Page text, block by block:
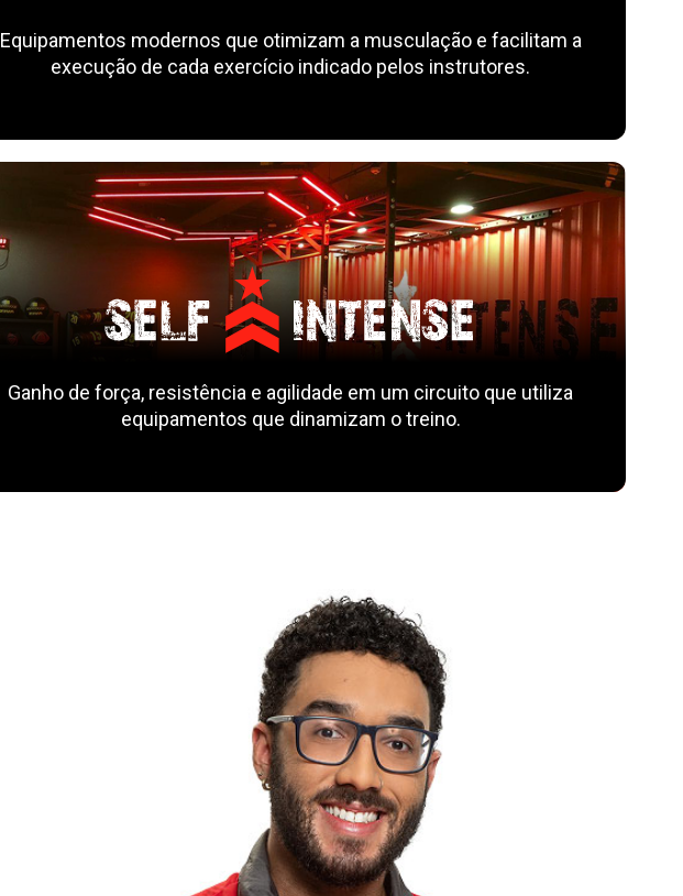
Equipamentos modernos que otimizam a musculação e facilitam a
execução de cada exercício indicado pelos instrutores.
Ganho de força, resistência e agilidade em um circuito que utiliza
equipamentos que dinamizam o treino.